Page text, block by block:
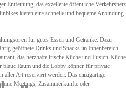
Entfernung, das exzellente öffentliche Verkehrsnetz
bieten eine schnelle und bequeme Anbindung
für gutes Essen und Getränke. Dazu
geöffnete Drinks und Snacks im Innenbereich
das herzhafte irische Küche und Fusion-Küche
Raum und die Lobby können für private
aller Art reserviert werden. Das einzigartige
Meetings, Zusammenkünfte oder